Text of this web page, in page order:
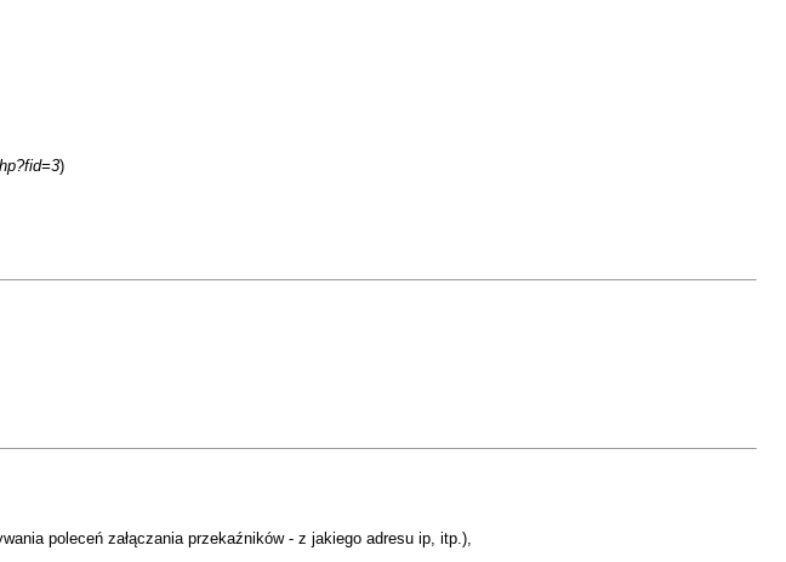
)
poleceń załączania przekaźników - z jakiego adresu ip, itp.),